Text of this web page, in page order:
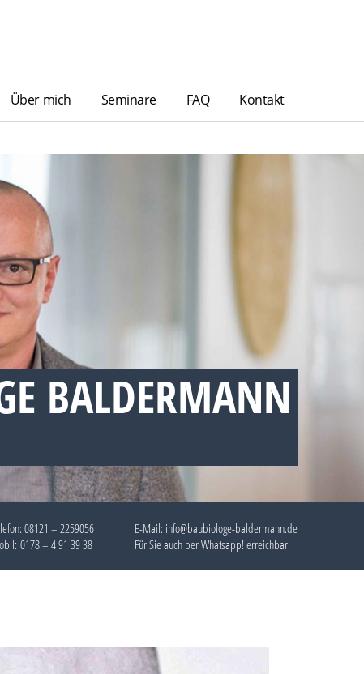
Über mich Seminare FAQ Kontakt
BALDERMANN
08121 – 2259056
0178 – 4 91 39 38
E-Mail: info@baubiologe-baldermann.de
Für Sie auch perWhatsapp!erreichbar.